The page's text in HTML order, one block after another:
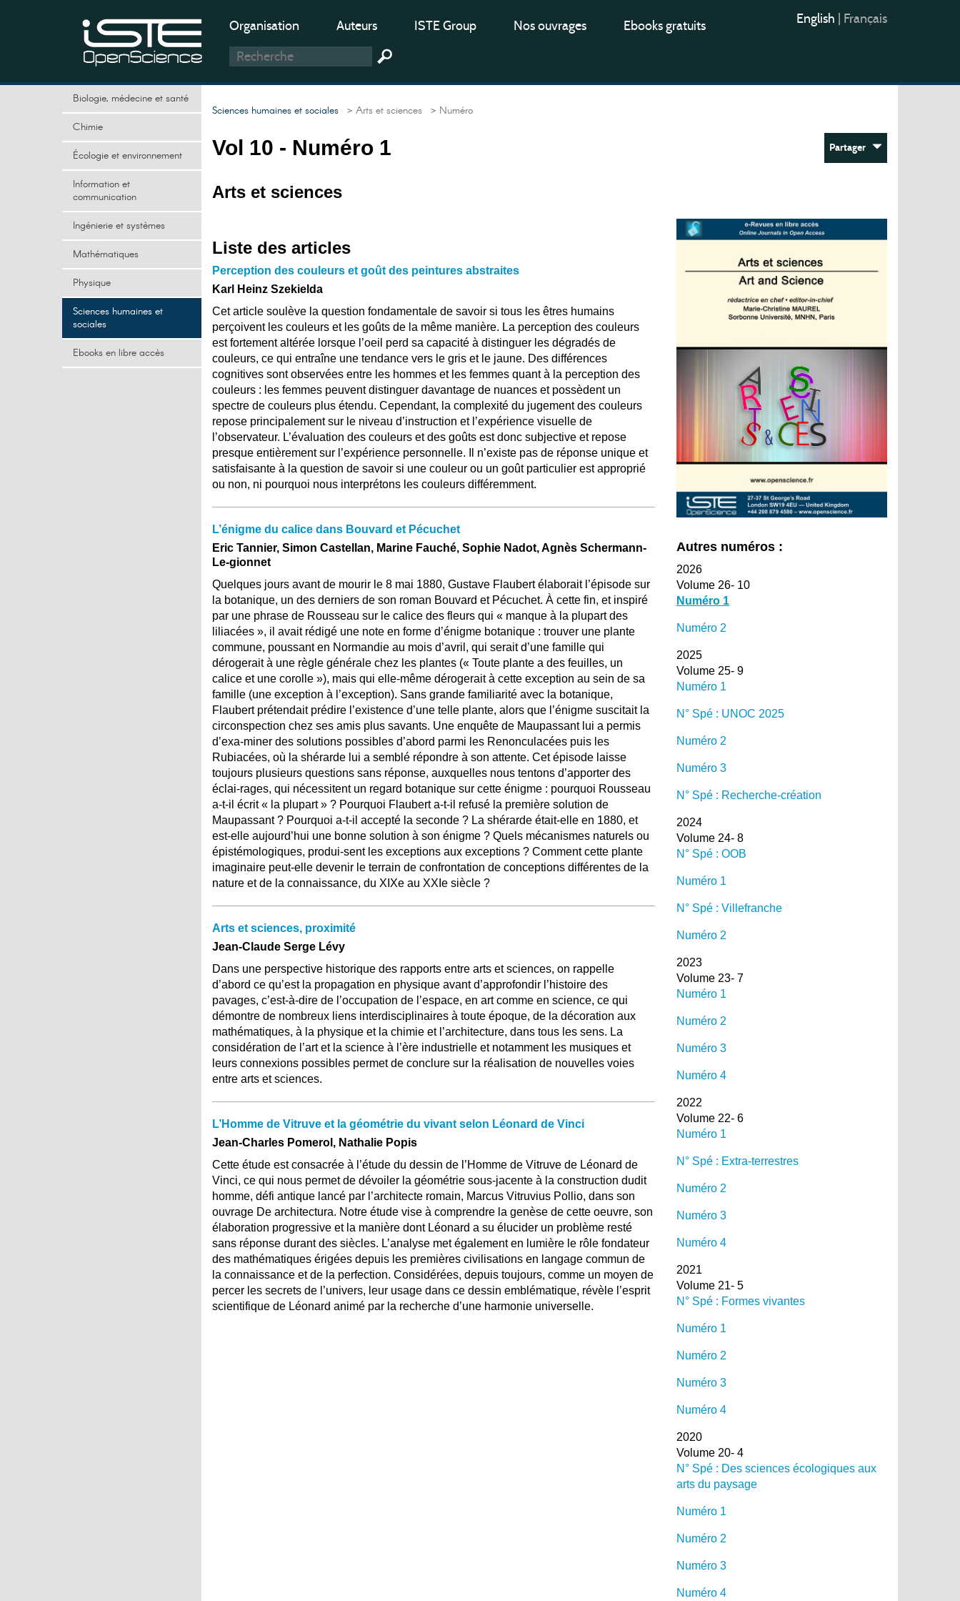
Organisation Auteurs ISTE Group Nos ouvrages Ebooks gratuits English Français
Biologie, médecine et santé
Chimie
Écologie et environnement
Information et
communication
Ingénierie et systèmes
Mathématiques
Physique
Sciences humaines et
sociales
Ebooks en libre accès
Sciences humaines et sociales > Arts et sciences > Numéro
Vol 10 - Numéro 1
Arts et sciences
Partager
Liste des articles
Perception des couleurs et goût des peintures abstraites
Karl Heinz Szekielda
Cet article soulève la question fondamentale de savoir si tous les êtres humains
perçoivent les couleurs et les goûts de la même manière. La perception des couleurs
est fortement altérée lorsque l’oeil perd sa capacité à distinguer les dégradés de
couleurs, ce qui entraîne une tendance vers le gris et le jaune. Des différences
cognitives sont observées entre les hommes et les femmes quant à la perception des
couleurs : les femmes peuvent distinguer davantage de nuances et possèdent un
spectre de couleurs plus étendu. Cependant, la complexité du jugement des couleurs
repose principalement sur le niveau d’instruction et l’expérience visuelle de
l’observateur. L’évaluation des couleurs et des goûts est donc subjective et repose
presque entièrement sur l’expérience personnelle. Il n’existe pas de réponse unique et
satisfaisante à la question de savoir si une couleur ou un goût particulier est approprié
ou non, ni pourquoi nous interprétons les couleurs différemment.
L’énigme du calice dans Bouvard et Pécuchet
Eric Tannier, Simon Castellan, Marine Fauché, Sophie Nadot, Agnès Schermann-
Le-gionnet
Quelques jours avant de mourir le 8 mai 1880, Gustave Flaubert élaborait l’épisode sur
la botanique, un des derniers de son roman Bouvard et Pécuchet. À cette fin, et inspiré
par une phrase de Rousseau sur le calice des fleurs qui « manque à la plupart des
liliacées », il avait rédigé une note en forme d’énigme botanique : trouver une plante
commune, poussant en Normandie au mois d’avril, qui serait d’une famille qui
dérogerait à une règle générale chez les plantes (« Toute plante a des feuilles, un
calice et une corolle »), mais qui elle-même dérogerait à cette exception au sein de sa
famille (une exception à l’exception). Sans grande familiarité avec la botanique,
Flaubert prétendait prédire l’existence d’une telle plante, alors que l’énigme suscitait la
circonspection chez ses amis plus savants. Une enquête de Maupassant lui a permis
d’exa-miner des solutions possibles d’abord parmi les Renonculacées puis les
Rubiacées, où la shérarde lui a semblé répondre à son attente. Cet épisode laisse
toujours plusieurs questions sans réponse, auxquelles nous tentons d’apporter des
éclai-rages, qui nécessitent un regard botanique sur cette énigme : pourquoi Rousseau
a-t-il écrit « la plupart » ? Pourquoi Flaubert a-t-il refusé la première solution de
Maupassant ? Pourquoi a-t-il accepté la seconde ? La shérarde était-elle en 1880, et
est-elle aujourd’hui une bonne solution à son énigme ? Quels mécanismes naturels ou
épistémologiques, produi-sent les exceptions aux exceptions ? Comment cette plante
imaginaire peut-elle devenir le terrain de confrontation de conceptions différentes de la
nature et de la connaissance, du XIXe au XXIe siècle ?
Arts et sciences, proximité
Jean-Claude Serge Lévy
Dans une perspective historique des rapports entre arts et sciences, on rappelle
d’abord ce qu’est la propagation en physique avant d’approfondir l’histoire des
pavages, c’est-à-dire de l’occupation de l’espace, en art comme en science, ce qui
démontre de nombreux liens interdisciplinaires à toute époque, de la décoration aux
mathématiques, à la physique et la chimie et l’architecture, dans tous les sens. La
considération de l’art et la science à l’ère industrielle et notamment les musiques et
leurs connexions possibles permet de conclure sur la réalisation de nouvelles voies
entre arts et sciences.
L’Homme de Vitruve et la géométrie du vivant selon Léonard de Vinci
Jean-Charles Pomerol, Nathalie Popis
Cette étude est consacrée à l’étude du dessin de l’Homme de Vitruve de Léonard de
Vinci, ce qui nous permet de dévoiler la géométrie sous-jacente à la construction dudit
homme, défi antique lancé par l’architecte romain, Marcus Vitruvius Pollio, dans son
ouvrage De architectura. Notre étude vise à comprendre la genèse de cette oeuvre, son
élaboration progressive et la manière dont Léonard a su élucider un problème resté
sans réponse durant des siècles. L’analyse met également en lumière le rôle fondateur
des mathématiques érigées depuis les premières civilisations en langage commun de
la connaissance et de la perfection. Considérées, depuis toujours, comme un moyen de
percer les secrets de l’univers, leur usage dans ce dessin emblématique, révèle l’esprit
scientifique de Léonard animé par la recherche d’une harmonie universelle.
Autres numéros :
2026
Volume 26- 10
Numéro 1
Numéro 2
2025
Volume 25- 9
Numéro 1
N° Spé : UNOC 2025
Numéro 2
Numéro 3
N° Spé : Recherche-création
2024
Volume 24- 8
N° Spé : OOB
Numéro 1
N° Spé : Villefranche
Numéro 2
2023
Volume 23- 7
Numéro 1
Numéro 2
Numéro 3
Numéro 4
2022
Volume 22- 6
Numéro 1
N° Spé : Extra-terrestres
Numéro 2
Numéro 3
Numéro 4
2021
Volume 21- 5
N° Spé : Formes vivantes
Numéro 1
Numéro 2
Numéro 3
Numéro 4
2020
Volume 20- 4
N° Spé : Des sciences écologiques aux
arts du paysage
Numéro 1
Numéro 2
Numéro 3
Numéro 4